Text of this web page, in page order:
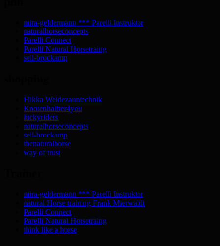
mira-geldermann *** Parelli Instruktor
naturalhorseconcepts
Parelli Connect
Parelli Natural Horsetraing
seil-brockamp
Flikka Weidezauntechnik
Knotenhalfter4you
luckyriders
naturalhorseconcepts
seil-brockamp
thenaturalhorse
way of trust
mira-geldermann *** Parelli Instruktor
natural Horse training Frank Mierwaldt
Parelli Connect
Parelli Natural Horsetraing
think like a horse